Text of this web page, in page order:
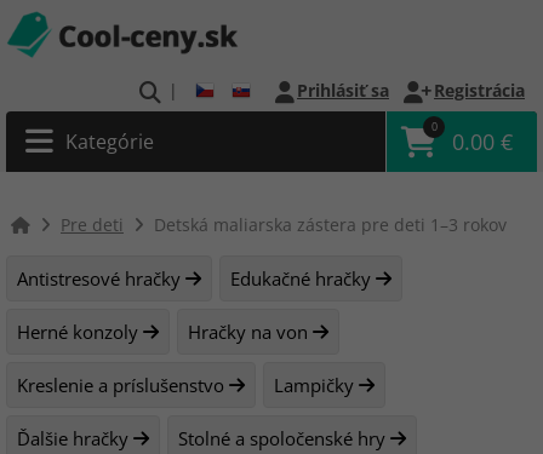
| Prihlásiť sa Registrácia
Kategórie
0
0.00 €
Pre deti Detská maliarska zástera pre deti 1–3 rokov
Antistresové hračky Edukačné hračky
Herné konzoly Hračky na von
Kreslenie a príslušenstvo Lampičky
Ďalšie hračky Stolné a spoločenské hry